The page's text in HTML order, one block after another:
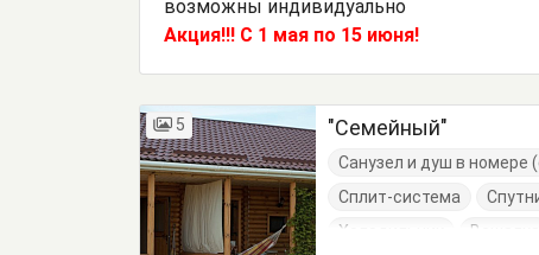
возможны индивидуально
Акция!!! С 1 мая по 15 июня!
5 "Семейный"
Санузел и душ в номере
Сплит-система
Холодильник
Вешалка